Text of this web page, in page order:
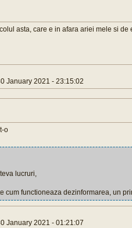
asta, care e in afara ariei mele si
January 2021 - 23:15:02
o
lucruri,
cum functioneaza dezinformarea, un
January 2021 - 01:21:07